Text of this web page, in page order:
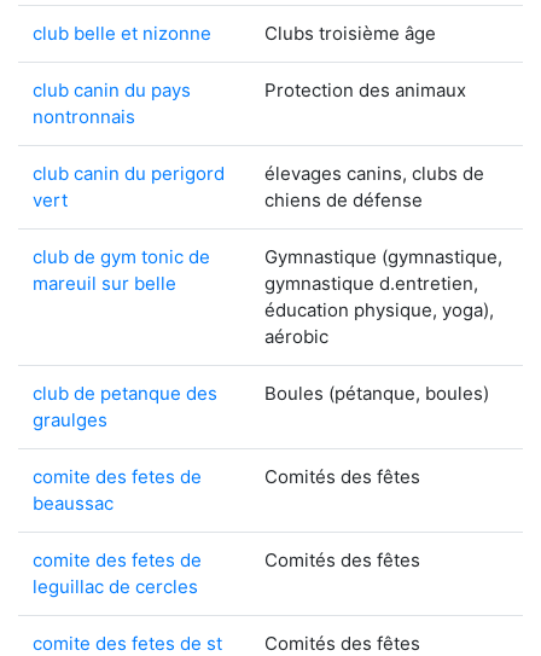
club belle et nizonne Clubs troisième âge
club canin du pays
nontronnais
Protection des animaux
club canin du perigord
vert
élevages canins, clubs de
chiens de défense
club de gym tonic de
mareuil sur belle
Gymnastique (gymnastique,
gymnastique d.entretien,
éducation physique, yoga),
aérobic
club de petanque des
graulges
Boules (pétanque, boules)
comite des fetes de
beaussac
Comités des fêtes
comite des fetes de
leguillac de cercles
Comités des fêtes
comite des fetes de st
Comités des fêtes